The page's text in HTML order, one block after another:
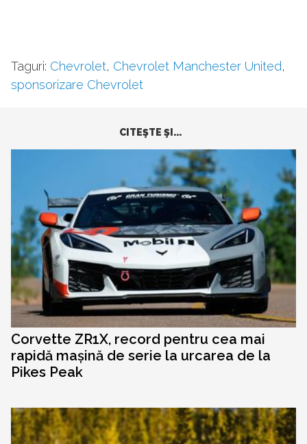
Taguri: Chevrolet, Chevrolet Manchester United,
sponsorizare Chevrolet
CITEŞTE ŞI...
Corvette ZR1X, record pentru cea mai
rapidă mașină de serie la urcarea de la
Pikes Peak